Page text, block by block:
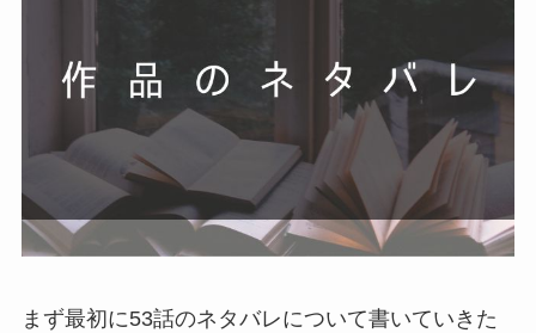
まず最初に53話のネタバレについて書いていきた